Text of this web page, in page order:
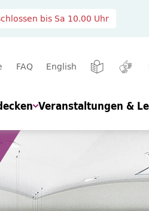
bis Sa 10.00 Uhr
FAQ English
Veranstaltungen &